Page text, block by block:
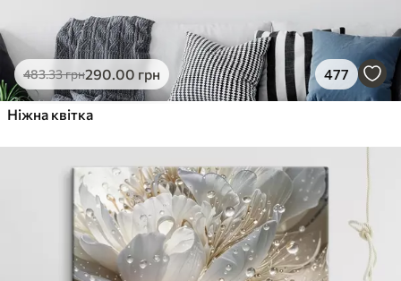
483.33грн290.00 грн 477
Ніжна квітка